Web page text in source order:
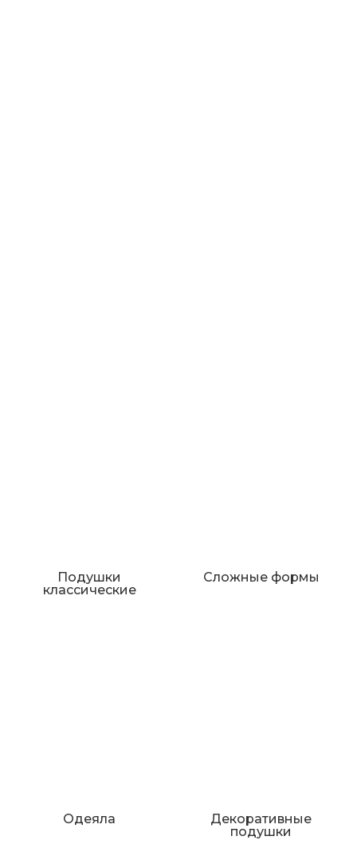
Подушки
классические
Сложные формы
Одеяла
Декоративные
подушки